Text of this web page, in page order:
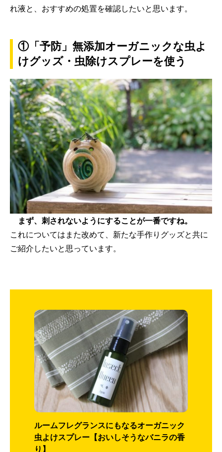
れ液と、おすすめの処置を確認したいと思います。
①「予防」無添加オーガニックな虫よ
けグッズ・虫除けスプレーを使う
まず、刺されないようにすることが一番ですね。
これについてはまた改めて、新たな手作りグッズと共に
ご紹介したいと思っています。
ルームフレグランスにもなるオーガニック
虫よけスプレー【おいしそうなバニラの香
り】